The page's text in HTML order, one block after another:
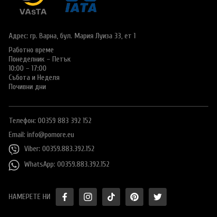
Е-ВИЗА ЗА РУСИЯ
ВИЗА за САУДИТСКА АРАБИЯ
Виза за Тайланд
Заявление за издаване на електронно разрешение за
пътуване до UK
ПОДАРЪЧЕН ВАУЧЕР ЗА ПЪТУВАНЕ
ОЩЕ
Общи условия
Политика за
поверителност
+359 883 392 152
Адрес: гр. Варна, бул. Мария Луиза 33, ет 1
Работно време
Понеделник – Петък
10:00 – 17:00
Събота и Неделя
Почивни дни
Телефон: 00359 883 392 152
Email: info@pomore.eu
Viber: 00359.883.392.152
WhatsApp: 00359.883.392.152
НАМЕРЕТЕ НИ